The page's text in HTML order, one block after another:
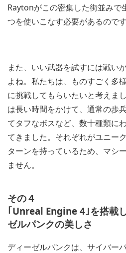
Raytonがこの密集した街並みで
つを使いこなす必要があるのです
また、いい武器を試すには戦い
よね。私たちは、ものすごく多
に挑戦してもらいたいと考えま
は長い時間をかけて、通常の歩
てタフなボスなど、数十種類に
てきました。それぞれがユニー
ターンを持っているため、マシ
ません。
その４
｢Unreal Engine 4｣を搭載
ゼルパンクの美しさ
ディーゼルパンクは、サイバー